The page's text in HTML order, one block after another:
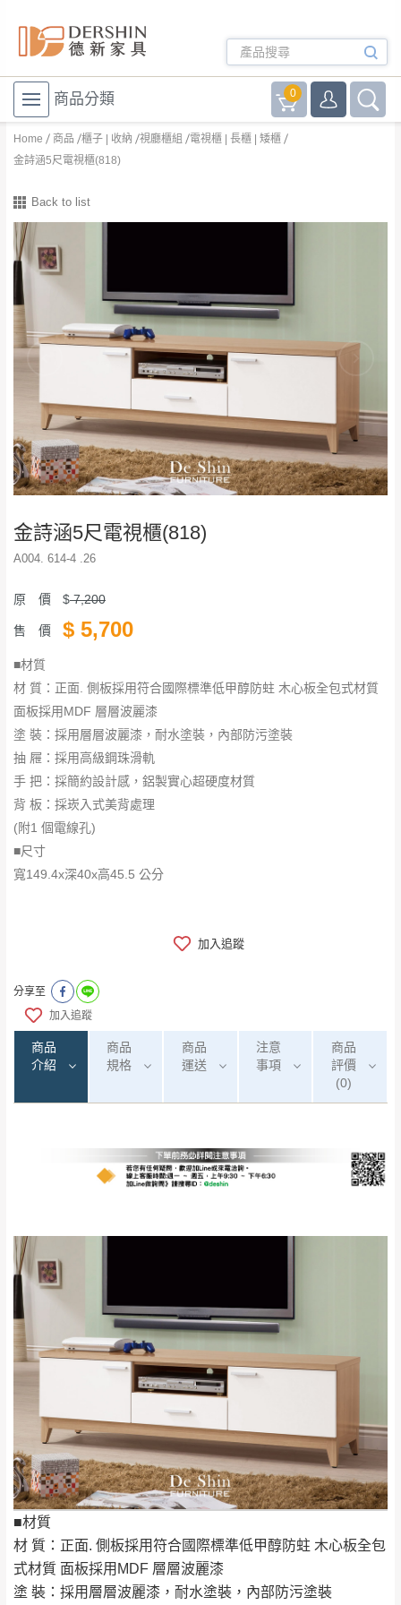
商品分類 0
Home 商品 櫃子 | 收納 視廳櫃組
電視櫃 | 長櫃 | 矮櫃
金詩涵5尺電視櫃(818)
Back to list
金詩涵5尺電視櫃(818)
A004. 614-4 .26
原 價 $7,200
售 價 $ 5,700
■材質
材 質：正面. 側板採用符合國際標準低甲醇防蛀 木心板全包式材質
面板採用MDF 層層波麗漆
塗 裝：採用層層波麗漆，耐水塗裝，內部防污塗裝
抽 屜：採用高級鋼珠滑軌
手 把：採簡約設計感，鋁製實心超硬度材質
背 板：採崁入式美背處理
(附1 個電線孔)
■尺寸
寬149.4x深40x高45.5 公分
加入追蹤
分享至
加入追蹤
商品
介紹
商品
規格
商品
運送
注意
事項
商品
評價
(0)
■材質
材 質：正面. 側板採用符合國際標準低甲醇防蛀 木心板全包
式材質 面板採用MDF 層層波麗漆
塗 裝：採用層層波麗漆，耐水塗裝，內部防污塗裝
運 費 說 明
偏遠地區
桃園
免 運
費
新竹
石鄉、寶山鄉山
區、新埔山區、芎
林山區、關西 玉山
里
台北 無
雙溪、貢寮、烏
注意事項：
品項繁多，網頁無法及時更新，如有需
Line客服」來信確認商品是否有「現貨」與
部分網路商品恕無法更改原設計或客製，敬請
見諒！
接單後二日內(不含例假日)，我們客服會與您
電話聯絡或E-Mail通知確認訂單。
（線上客服 LINE → @dershin
下單前先詢問是否現貨
，若未詢問下單後無
現貨我們客服會再來電或E-Mail與您聯絡
（洽詢方式請搜尋 Line ID → @dershin）
地區恕無法提供運送 (詳見運送規章)。
(0)筆
全部 依評論高至低排列
依評論低至高排列
只顯示附上評論